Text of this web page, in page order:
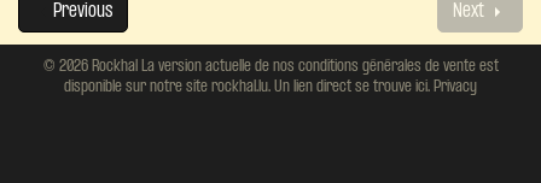
Previous Next
© 2026 Rockhal La version actuelle de nos conditions générales de vente est
disponible sur notre site rockhal.lu. Un lien direct se trouve ici. Privacy